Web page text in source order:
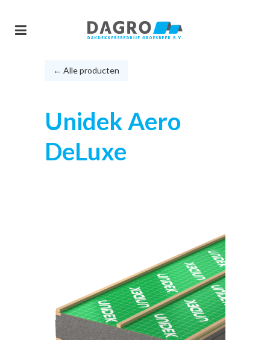
← Alle producten
Unidek Aero
DeLuxe